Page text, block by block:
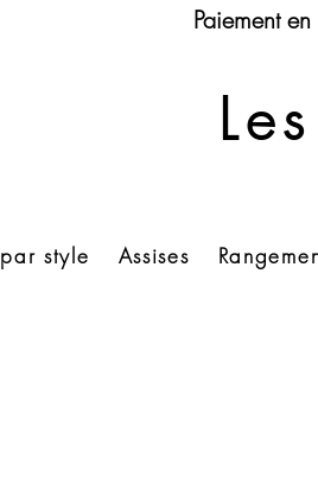
Paiement
style Assises